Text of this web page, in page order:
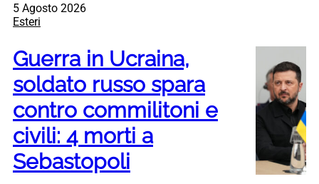
5 Agosto 2026
Esteri
Guerra in Ucraina,
soldato russo spara
contro commilitoni e
civili: 4 morti a
Sebastopoli